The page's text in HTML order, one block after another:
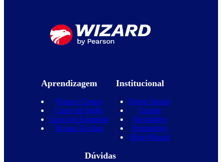
Aprendizagem
Nossos Cursos
Curso de Inglês
Curso de Espanhol
Nossas Escolas
Institucional
Quem Somos
Equipe
Novidades
Promoções
Blog Wizard
Dúvidas